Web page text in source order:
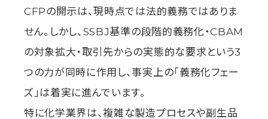
CFPの開示は、現時点では法的義務ではありま
せん。しかし、SSBJ基準の段階的義務化・CBAM
の対象拡大・取引先からの実態的な要求という3
つの力が同時に作用し、事実上の「義務化フェー
ズ」は着実に進んでいます。
特に化学業界は、複雑な製造プロセスや副生品